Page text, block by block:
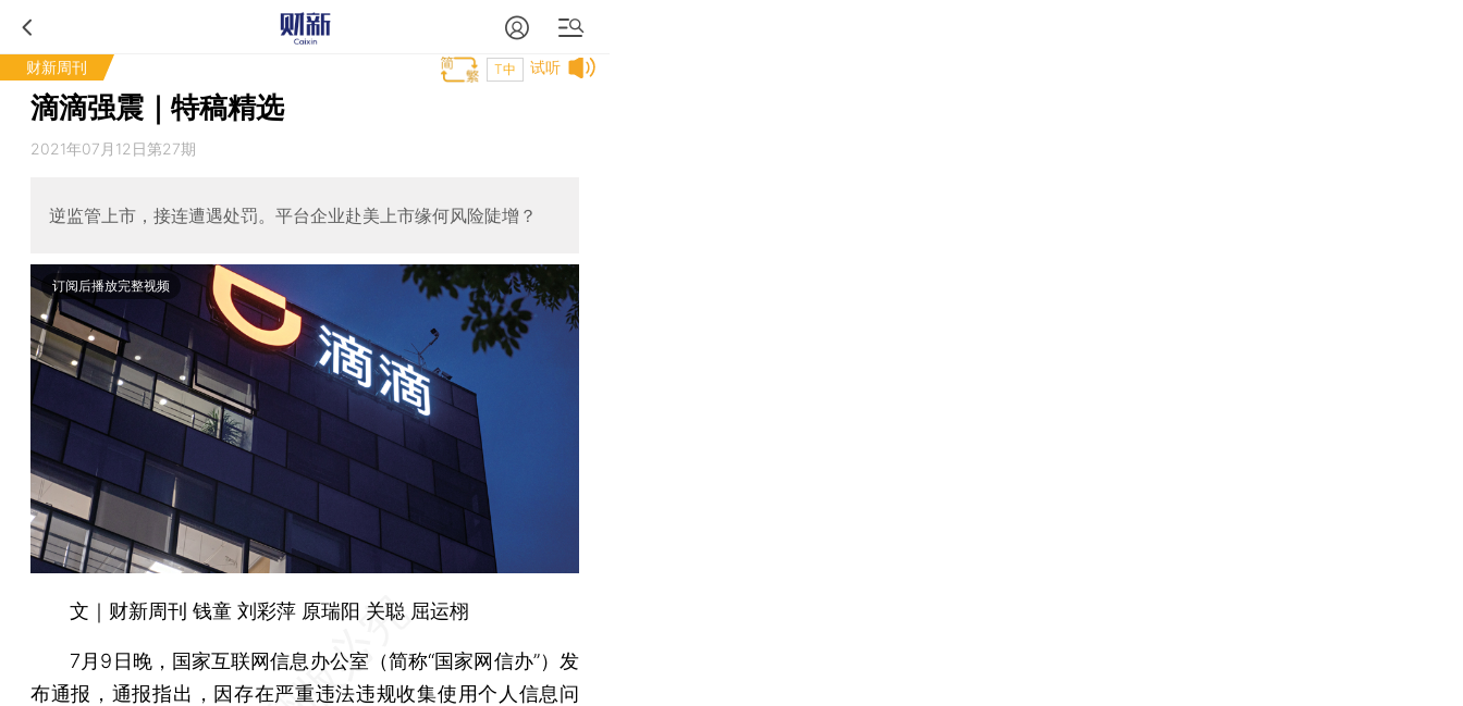
财新周刊 试听
T中
滴滴强震｜特稿精选
2021年07月12日第27期
逆监管上市，接连遭遇处罚。平台企业赴美上市缘何风险陡增？
订阅后播放完整视频
文｜财新周刊 钱童 刘彩萍 原瑞阳 关聪 屈运栩
7月9日晚，国家互联网信息办公室（简称“国家网信办”）发
布通报，通报指出，因存在严重违法违规收集使用个人信息问